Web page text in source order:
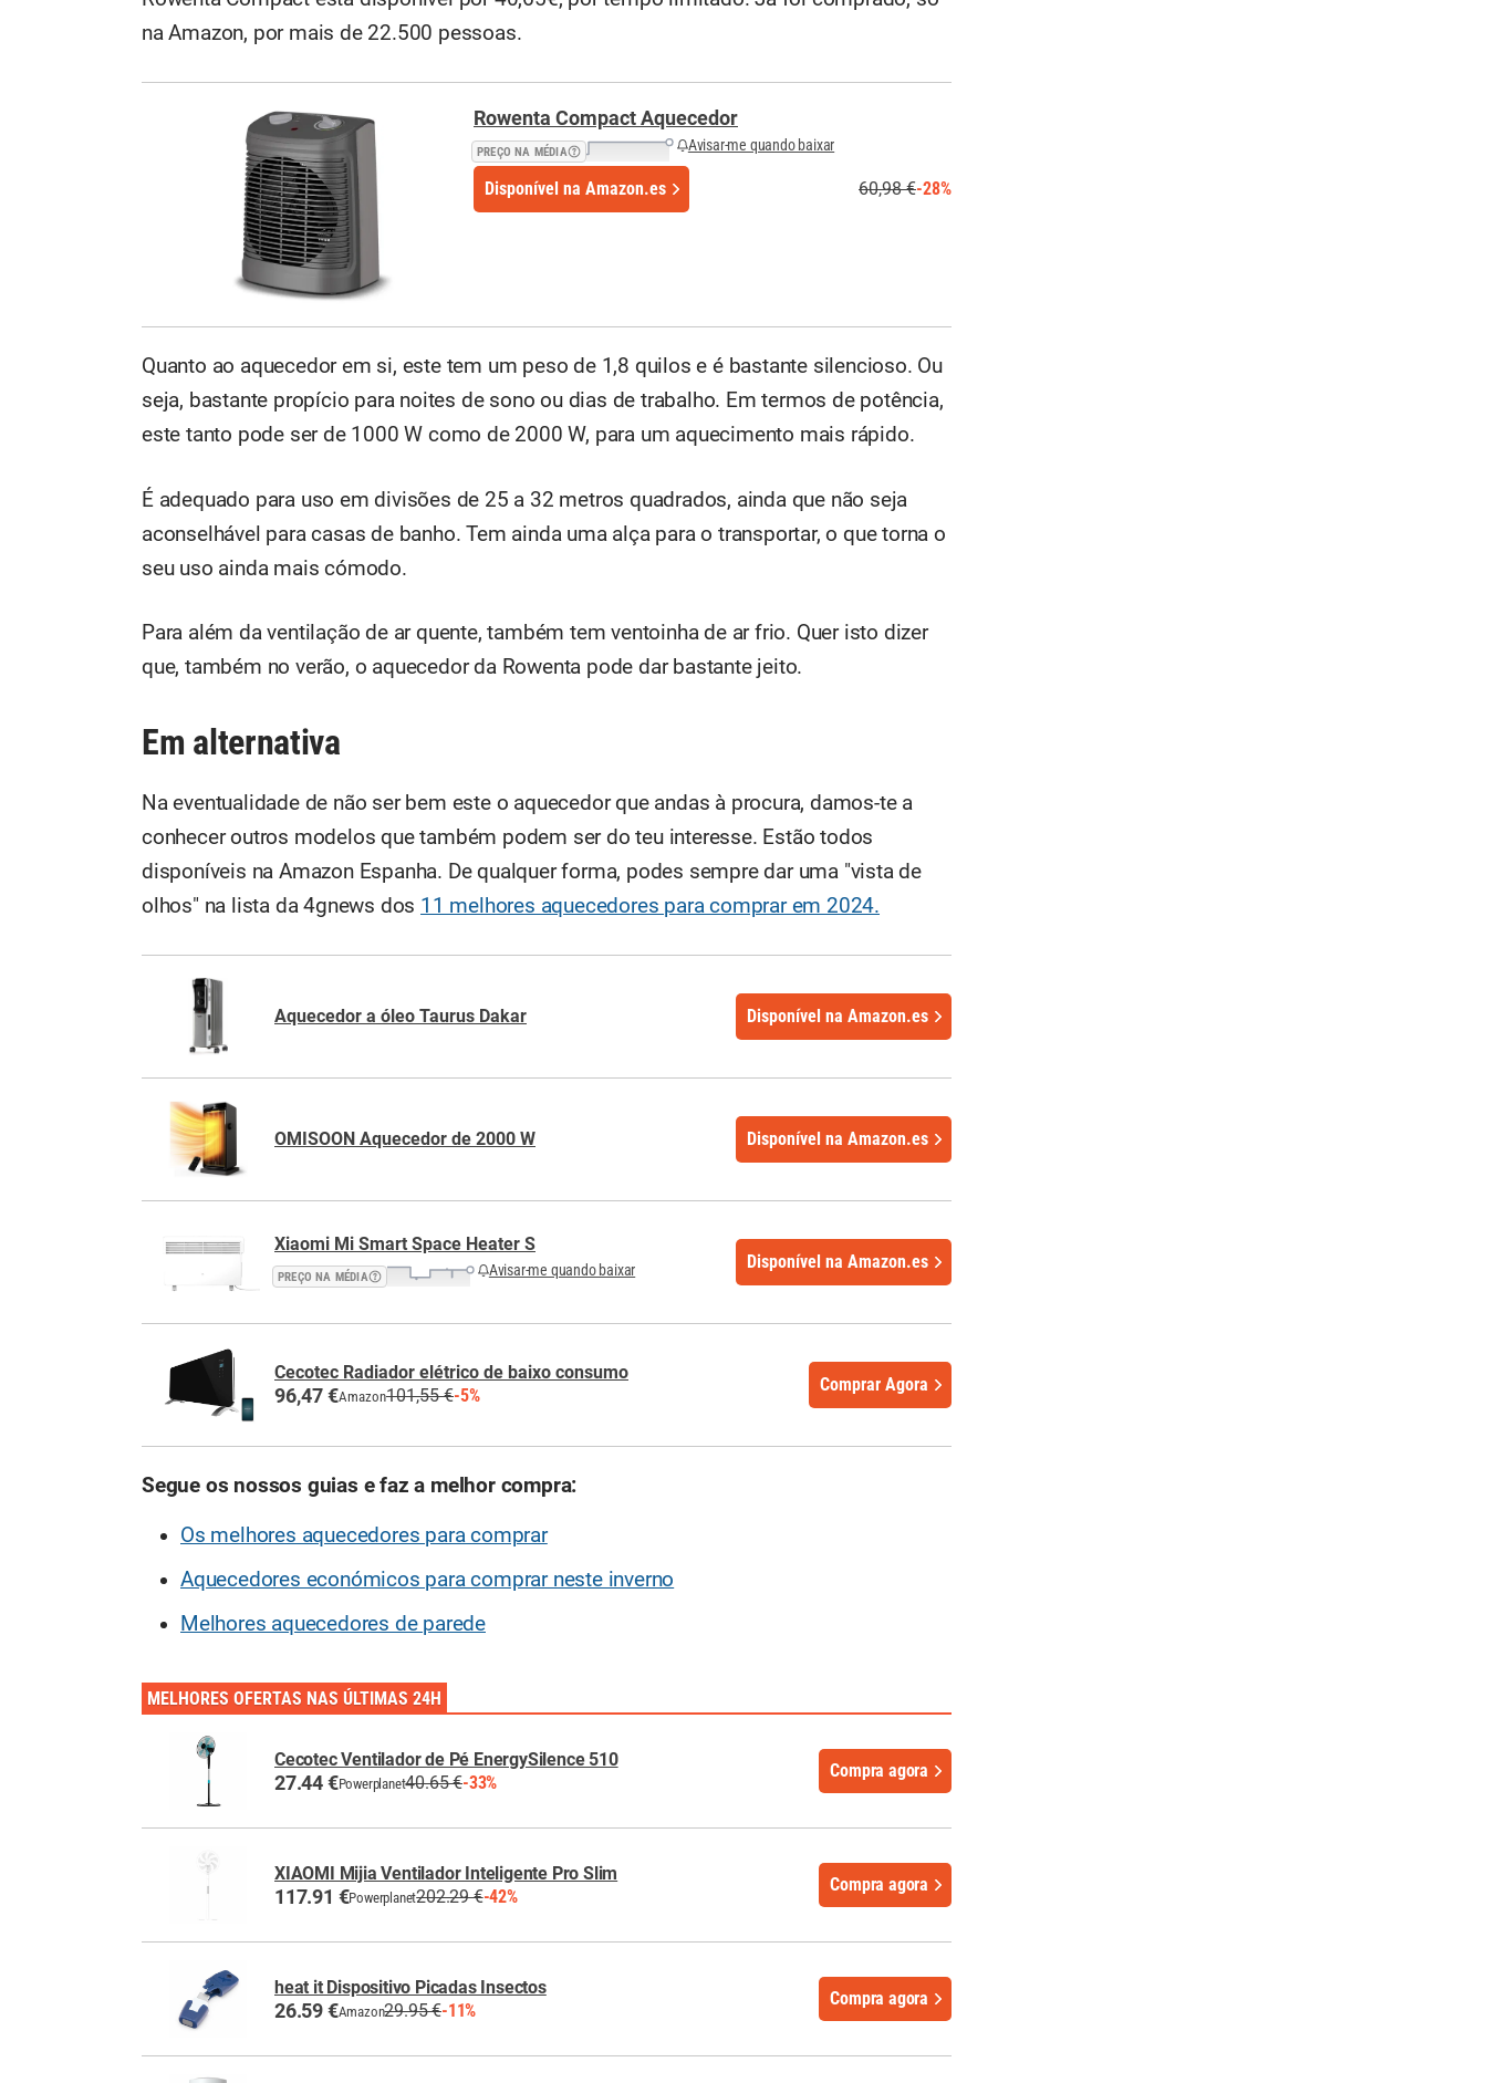
na Amazon, por mais de 22.500 pessoas.
Rowenta Compact Aquecedor
PREÇO NA MÉDIA Avisar-me quando baixar
Disponível na Amazon.es 60,98 €-28%
Quanto ao aquecedor em si, este tem um peso de 1,8 quilos e é bastante silencioso. Ou
seja, bastante propício para noites de sono ou dias de trabalho. Em termos de potência,
este tanto pode ser de 1000 W como de 2000 W, para um aquecimento mais rápido.
É adequado para uso em divisões de 25 a 32 metros quadrados, ainda que não seja
aconselhável para casas de banho. Tem ainda uma alça para o transportar, o que torna o
seu uso ainda mais cómodo.
Para além da ventilação de ar quente, também tem ventoinha de ar frio. Quer isto dizer
que, também no verão, o aquecedor da Rowenta pode dar bastante jeito.
Em alternativa
Na eventualidade de não ser bem este o aquecedor que andas à procura, damos-te a
conhecer outros modelos que também podem ser do teu interesse. Estão todos
disponíveis na Amazon Espanha. De qualquer forma, podes sempre dar uma "vista de
olhos" na lista da 4gnews dos 11 melhores aquecedores para comprar em 2024.
Aquecedor a óleo Taurus Dakar Disponível na Amazon.es
OMISOON Aquecedor de 2000 W Disponível na Amazon.es
Xiaomi Mi Smart Space Heater S
PREÇO NA MÉDIA Avisar-me quando baixar Disponível na Amazon.es
Cecotec Radiador elétrico de baixo consumo
96,47 €Amazon101,55 €-5%
Comprar Agora
Segue os nossos guias e faz a melhor compra:
Os melhores aquecedores para comprar
Aquecedores económicos para comprar neste inverno
Melhores aquecedores de parede
MELHORES OFERTAS NAS ÚLTIMAS 24H
Cecotec Ventilador de Pé EnergySilence 510
27.44 €Powerplanet40.65 €-33%
Compra agora
XIAOMI Mijia Ventilador Inteligente Pro Slim
117.91 €Powerplanet202.29 €-42%
Compra agora
heat it Dispositivo Picadas Insectos
26.59 €Amazon29.95 €-11%
Compra agora